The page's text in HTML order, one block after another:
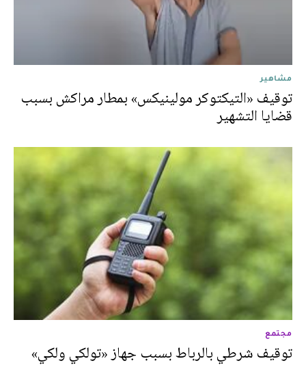
مشاهير
توقيف «التيكتوكر مولينيكس» بمطار مراكش بسبب
قضايا التشهير‎
مجتمع
توقيف شرطي بالرباط بسبب جهاز «تولكي ولكي»